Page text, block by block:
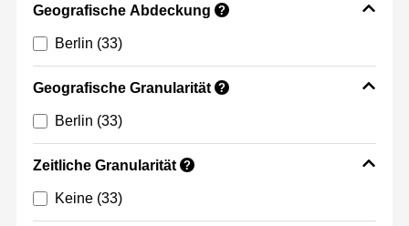
Geografische Abdeckung ?
Berlin (33)
Geografische Granularität ?
Berlin (33)
Zeitliche Granularität ?
Keine (33)